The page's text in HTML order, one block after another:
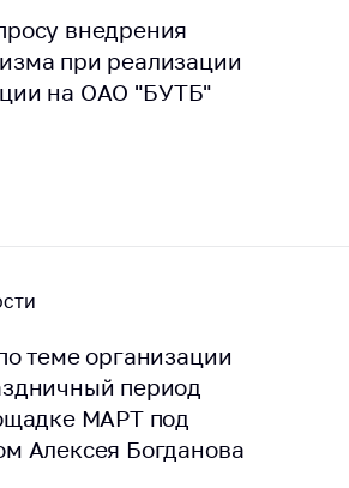
Контакты
Адрес и
Пресс-
Важное на
внедрения
при реализации
на ОАО "БУТБ"
теме организации
период
МАРТ под
Алексея Богданова